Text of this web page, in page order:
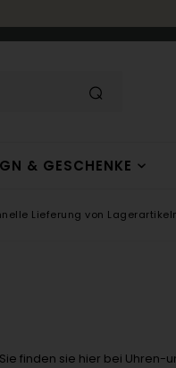
& GESCHENKE
Lieferung von
finden sie hier bei Uhren-